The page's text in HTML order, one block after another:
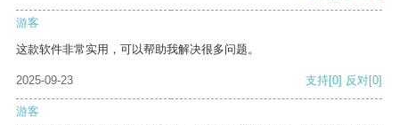
游客
这款软件非常实用，可以帮助我解决很多问题。
2025-09-23 支持[0] 反对[0]
游客